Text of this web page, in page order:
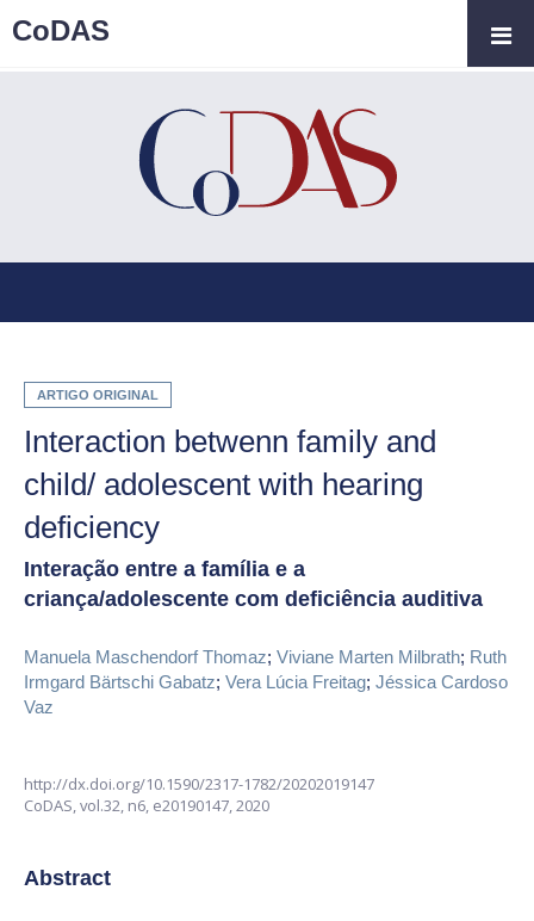
ARTIGO ORIGINAL
Interaction betwenn family and
child/ adolescent with hearing
deficiency
Interação entre a família e a
criança/adolescente com deficiência auditiva
Manuela Maschendorf Thomaz; Viviane Marten Milbrath; Ruth
Irmgard Bärtschi Gabatz; Vera Lúcia Freitag; Jéssica Cardoso
Vaz
http://dx.doi.org/10.1590/2317-1782/20202019147
CoDAS,vol.32, n6, e20190147, 2020
Abstract
CoDAS